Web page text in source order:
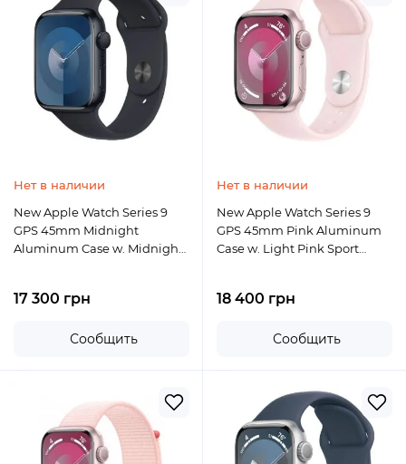
Нет в наличии
New Apple Watch Series 9
GPS 45mm Midnight
Aluminum Case w. Midnight
17 300 грн
Сообщить
Нет в наличии
New Apple Watch Series 9
GPS 45mm Pink Aluminum
Case w. Light Pink Sport
18 400 грн
Сообщить